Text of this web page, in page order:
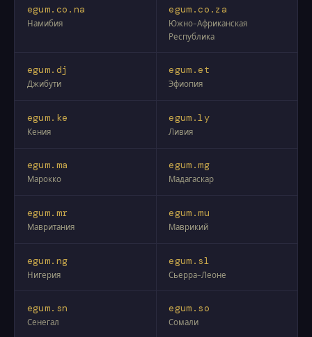
egum.co.na
Намибия
egum.co.za
Южно-Африканская
Республика
egum.dj
Джибути
egum.et
Эфиопия
egum.ke
Кения
egum.ly
Ливия
egum.ma
Марокко
egum.mg
Мадагаскар
egum.mr
Мавритания
egum.mu
Маврикий
egum.ng
Нигерия
egum.sl
Сьерра-Леоне
egum.sn
Сенегал
egum.so
Сомали